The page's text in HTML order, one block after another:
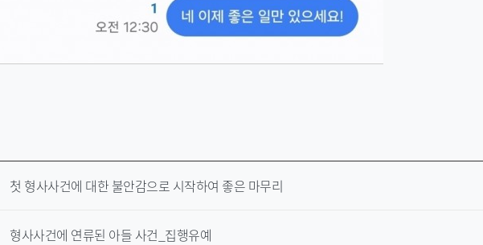
첫 형사사건에 대한 불안감으로 시작하여 좋은 마무리
형사사건에 연류된 아들 사건_집행유예